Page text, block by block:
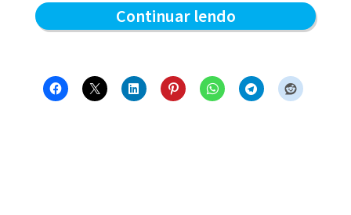
Continuar lendoCrescendo
–